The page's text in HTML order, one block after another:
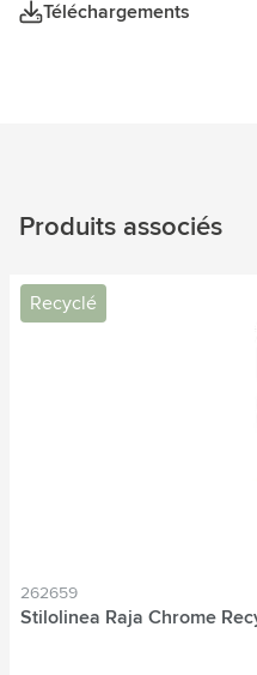
Téléchargements
Produits associés
Recyclé
262659
Stilolinea Raja Chrome